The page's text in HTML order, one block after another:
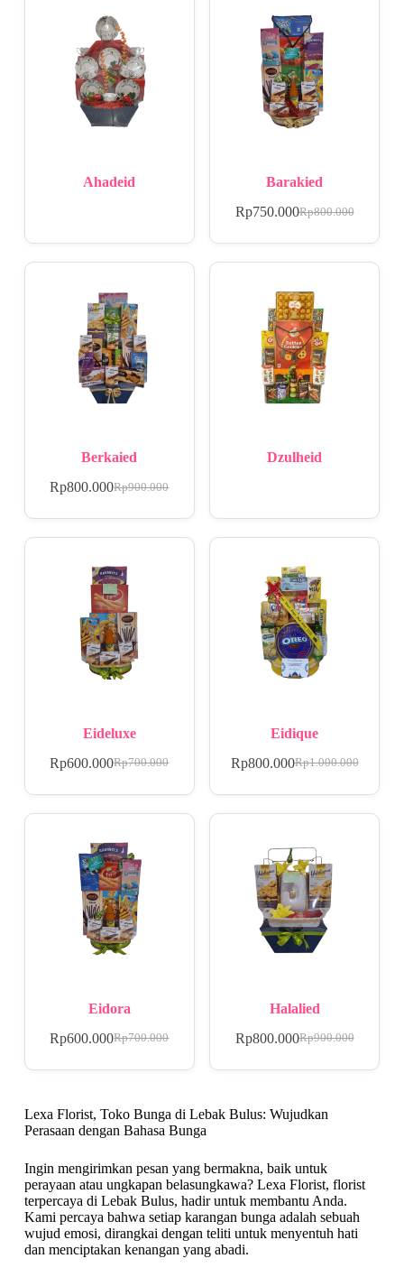
Ahadeid Barakied
Rp800.000
Rp750.000
Berkaied
Rp900.000
Rp800.000
Dzulheid
Eideluxe
Rp700.000
Rp600.000
Eidique
Rp1.000.000
Rp800.000
Eidora
Rp700.000
Rp600.000
Halalied
Rp900.000
Rp800.000
Lexa Florist, Toko Bunga di Lebak Bulus: Wujudkan
Perasaan dengan Bahasa Bunga
Ingin mengirimkan pesan yang bermakna, baik untuk
perayaan atau ungkapan belasungkawa? Lexa Florist, florist
terpercaya di Lebak Bulus, hadir untuk membantu Anda.
Kami percaya bahwa setiap karangan bunga adalah sebuah
wujud emosi, dirangkai dengan teliti untuk menyentuh hati
dan menciptakan kenangan yang abadi.